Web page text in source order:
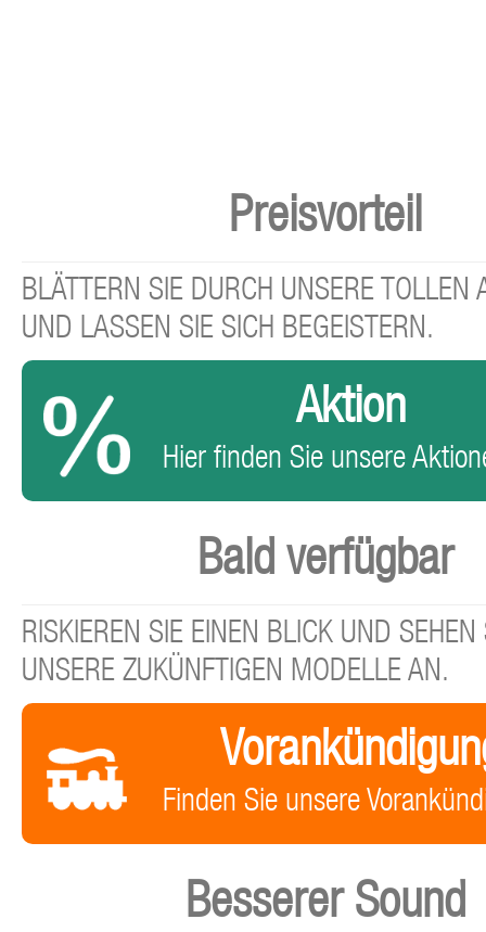
Preisvorteil
BLÄTTERN SIE DURCH UNSERE TOLLEN
UND LASSEN SIE SICH BEGEISTERN.
Aktion
Hier finden Sie unsere
Bald verfügbar
RISKIEREN SIE EINEN BLICK UND SEHEN
UNSERE ZUKÜNFTIGEN MODELLE AN.
Finden Sie unsere
Besserer Sound